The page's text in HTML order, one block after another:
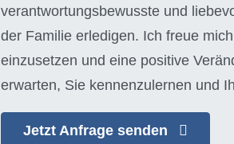
verantwortungsbewusste und
der Familie erledigen. Ich freue
einzusetzen und eine positive
erwarten, Sie kennenzulernen und
Jetzt Anfrage senden